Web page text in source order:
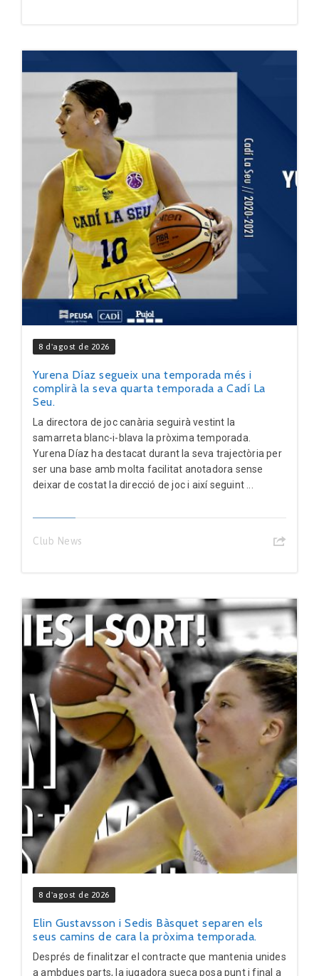
8 d'agost de 2026
Yurena Díaz segueix una temporada més i
complirà la seva quarta temporada a Cadí La
Seu.
La directora de joc canària seguirà vestint la
samarreta blanc-i-blava la pròxima temporada.
Yurena Díaz ha destacat durant la seva trajectòria per
ser una base amb molta facilitat anotadora sense
deixar de costat la direcció de joc i així seguint ...
Club News
8 d'agost de 2026
Elin Gustavsson i Sedis Bàsquet separen els
seus camins de cara la pròxima temporada.
Després de finalitzar el contracte que mantenia unides
a ambdues parts, la jugadora sueca posa punt i final a